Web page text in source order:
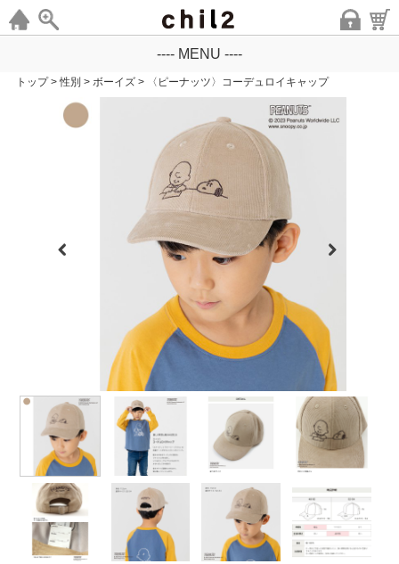
---- MENU ----
トップ >性別 > ボーイズ > 〈ピーナッツ〉コーデュロイキャップ